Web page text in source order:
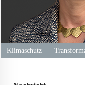
Klimaschutz